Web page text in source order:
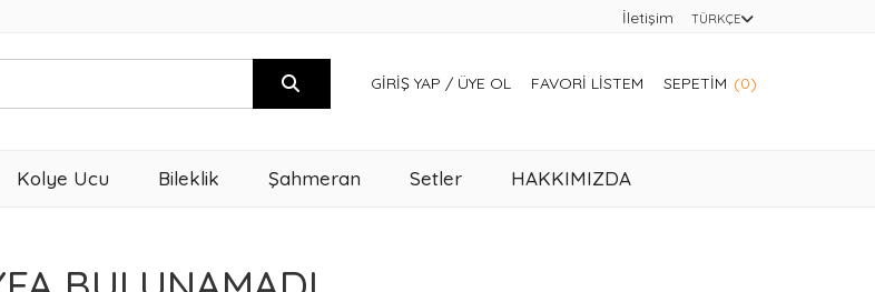
İletişim TÜRKÇE
GIRIŞ YAP / ÜYE OL FAVORI LISTEM SEPETIM (0)
Kolye Ucu Bileklik Şahmeran Setler HAKKIMIZDA